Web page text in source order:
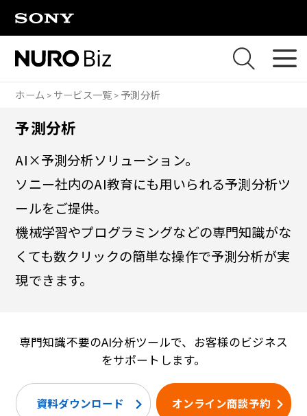
ホーム サービス一覧 予測分析
予測分析
AI×予測分析ソリューション。
ソニー社内のAI教育にも用いられる予測分析ツ
ールをご提供。
機械学習やプログラミングなどの専門知識がな
くても数クリックの簡単な操作で予測分析が実
現できます。
専門知識不要のAI分析ツールで、お客様のビジネス
をサポートします。
資料ダウンロード オンライン商談予約